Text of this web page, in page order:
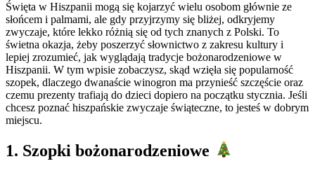
Święta w Hiszpanii mogą się kojarzyć wielu osobom głównie ze
słońcem i palmami, ale gdy przyjrzymy się bliżej, odkryjemy
zwyczaje, które lekko różnią się od tych znanych z Polski. To
świetna okazja, żeby poszerzyć słownictwo z zakresu kultury i
lepiej zrozumieć, jak wyglądają tradycje bożonarodzeniowe w
Hiszpanii. W tym wpisie zobaczysz, skąd wzięła się popularność
szopek, dlaczego dwanaście winogron ma przynieść szczęście oraz
czemu prezenty trafiają do dzieci dopiero na początku stycznia. Jeśli
chcesz poznać hiszpańskie zwyczaje świąteczne, to jesteś w dobrym
miejscu.
1. Szopki bożonarodzeniowe